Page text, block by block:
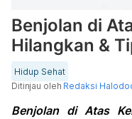
Benjolan di
Hilangkan &
Hidup Sehat
Ditinjau oleh Redaksi
Benjolan di Atas